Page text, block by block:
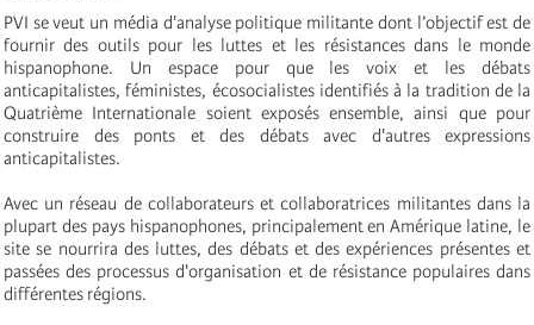
PVI se veut un média d'analyse politique militante dont l’objectif est de
fournir des outils pour les luttes et les résistances dans le monde
hispanophone. Un espace pour que les voix et les débats
anticapitalistes, féministes, écosocialistes identifiés à la tradition de la
Quatrième Internationale soient exposés ensemble, ainsi que pour
construire des ponts et des débats avec d'autres expressions
anticapitalistes.
Avec un réseau de collaborateurs et collaboratrices militantes dans la
plupart des pays hispanophones, principalement en Amérique latine, le
site se nourrira des luttes, des débats et des expériences présentes et
passées des processus d'organisation et de résistance populaires dans
différentes régions.